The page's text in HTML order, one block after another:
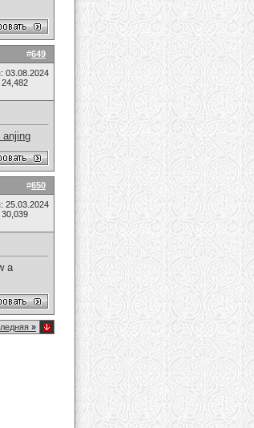
#649
03.08.2024
anjing
#650
25.03.2024
a
»